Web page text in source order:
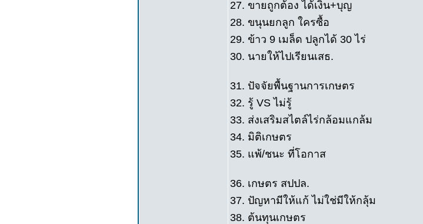
27. ขายถูกต้อง ได้เงิน+บุญ
28. ขนุนยกลูก ใครซื้อ
29. ข้าว 9 เมล็ด ปลูกได้ 30 ไร่
30. นายให้ไปเรียนเสธ.
31. ปัจจัยพื้นฐานการเกษตร
32. รู้ VS ไม่รู้
33. ส่งเสริมสไตล์ไร่กล้อมแกล้ม
34. มิติเกษตร
35. แพ้/ชนะ ที่โอกาส
36. เกษตร สปปล.
37. ปัญหามีให้แก้ ไม่ใช่มีให้กลุ้ม
38. ต้นทุนเกษตร